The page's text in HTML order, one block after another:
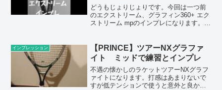
どうもじょりじょりです。今回は一つ前
のエクストリーム、グラフィン360+ エク
ストリーム mpのインプレになります。☆
とフラットも〇筆者の感想まとめストロ
ーク性能弾き...
インプレッション
【PRINCE】ツアーNXグラファ
イト ミッドで練習とインプレ
不遇の懐かしのラケットツアーNXグラフ
ァイトになります。打感はあまりないで
すが低テンションで使うと意外と良かっ